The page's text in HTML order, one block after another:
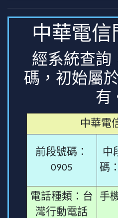
中華電信
經系統查詢
碼，初始屬
有
中華電
前段號碼：
0905
中
碼
電話種類：台
灣行動電話
手